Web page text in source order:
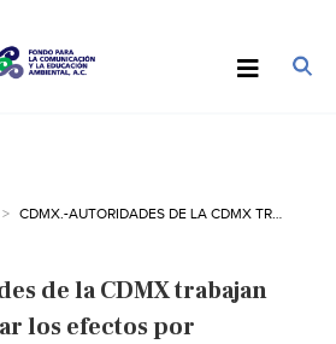
de la CDMX trabajan
los efectos por